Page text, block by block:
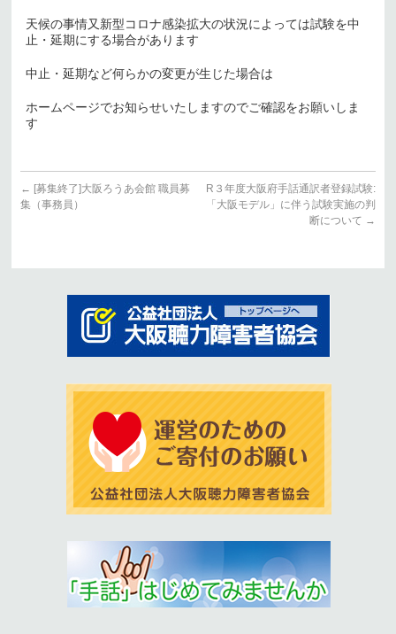
天候の事情又新型コロナ感染拡大の状況によっては試験を中
止・延期にする場合があります
中止・延期など何らかの変更が生じた場合は
ホームページでお知らせいたしますのでご確認をお願いしま
す
← [募集終了]大阪ろうあ会館 職員募
集（事務員）
R３年度大阪府手話通訳者登録試験:
「大阪モデル」に伴う試験実施の判
断について →